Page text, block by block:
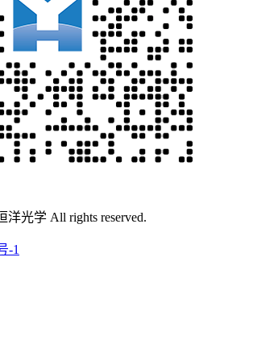
洋光学 All rights reserved.
-1